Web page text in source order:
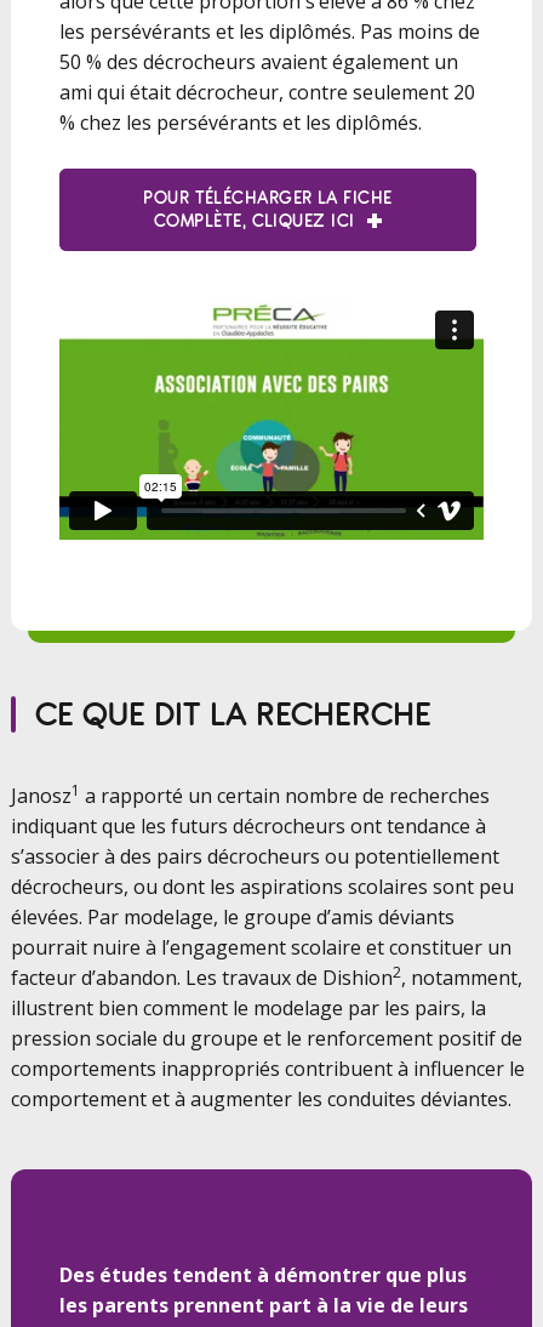
les persévérants et les diplômés. Pas moins de
50 % des décrocheurs avaient également un
ami qui était décrocheur, contre seulement 20
% chez les persévérants et les diplômés.
POUR TÉLÉCHARGER LA FICHE
COMPLÈTE, CLIQUEZ ICI
CE QUE DIT LA RECHERCHE
Janosz1 a rapporté un certain nombre de recherches
indiquant que les futurs décrocheurs ont tendance à
s’associer à des pairs décrocheurs ou potentiellement
décrocheurs, ou dont les aspirations scolaires sont peu
élevées. Par modelage, le groupe d’amis déviants
pourrait nuire à l’engagement scolaire et constituer un
facteur d’abandon. Les travaux de Dishion2, notamment,
illustrent bien comment le modelage par les pairs, la
pression sociale du groupe et le renforcement positif de
comportements inappropriés contribuent à influencer le
comportement et à augmenter les conduites déviantes.
Des études tendent à démontrer que plus
les parents prennent part à la vie de leurs